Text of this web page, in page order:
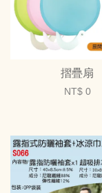
摺疊扇
NT$ 0